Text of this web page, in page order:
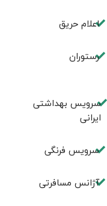
اعلام حریق
رستوران
سرویس بهداشتی
ایرانی
سرویس فرنگی
آژانس مسافرتی